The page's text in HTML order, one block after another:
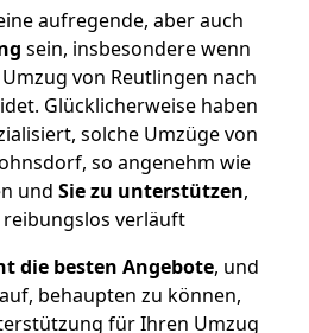
aufregende, aber auch
sein, insbesondere wenn
von Reutlingen nach
Glücklicherweise haben
solche Umzüge von
so angenehm wie
und Sie zu unterstützen,
verläuft
die besten Angebote, und
behaupten zu können,
für Ihren Umzug